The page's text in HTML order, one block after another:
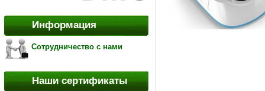
Информация
Сотрудничество с нами
Наши сертификаты